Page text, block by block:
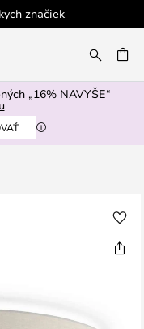
značiek
„16% NAVYŠE“